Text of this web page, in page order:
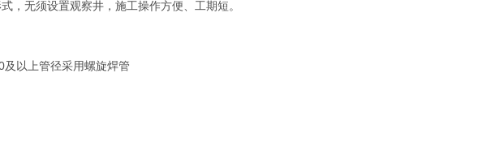
，无须设置观察井，施工操作方便、工期短。
以上管径采用螺旋焊管